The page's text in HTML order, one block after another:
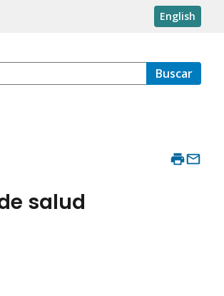
English
Buscar
salud